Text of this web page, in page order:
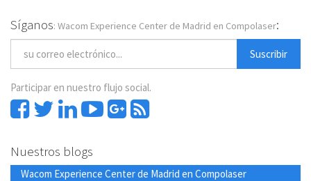
Síganos: Wacom Experience Center de Madrid en Compolaser:
Suscribir
Participar en nuestro flujo social.
Nuestros blogs
Wacom Experience Center de Madrid en Compolaser